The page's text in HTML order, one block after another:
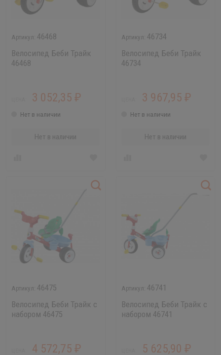
46468
Велосипед Беби Трайк
46468
3 052,35 ₽
Нет в наличии
Нет в наличии
46734
Велосипед Беби Трайк
46734
3 967,95 ₽
Нет в наличии
Нет в наличии
46475
Велосипед Беби Трайк с
набором 46475
4 572,75 ₽
46741
Велосипед Беби Трайк с
набором 46741
5 625,90 ₽